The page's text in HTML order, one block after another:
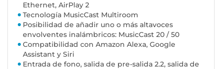
Ethernet, AirPlay 2
Tecnología MusicCast Multiroom
Posibilidad de añadir uno o más altavoces
envolventes inalámbricos: MusicCast 20 / 50
Compatibilidad con Amazon Alexa, Google
Assistant y Siri
Entrada de fono, salida de pre-salida 2.2, salida de